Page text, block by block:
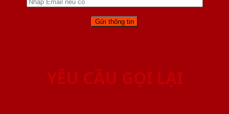
YÊU CẦU GỌI LẠI